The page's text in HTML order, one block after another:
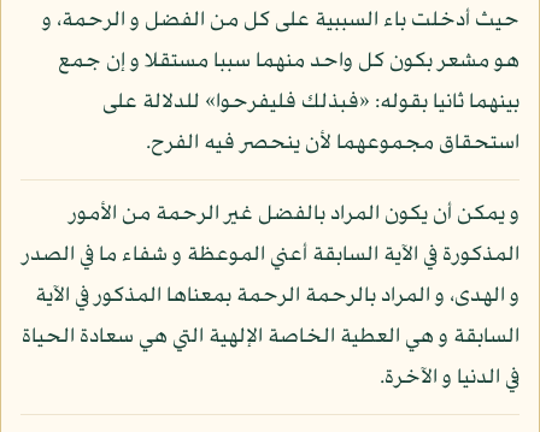
حيث أدخلت باء السببية على كل من الفضل و الرحمة، و
هو مشعر بكون كل واحد منهما سببا مستقلا و إن جمع
بينهما ثانيا بقوله: «فبذلك فليفرحوا» للدلالة على
استحقاق مجموعهما لأن ينحصر فيه الفرح.
و يمكن أن يكون المراد بالفضل غير الرحمة من الأمور
المذكورة في الآية السابقة أعني الموعظة و شفاء ما في الصدر
و الهدى، و المراد بالرحمة الرحمة بمعناها المذكور في الآية
السابقة و هي العطية الخاصة الإلهية التي هي سعادة الحياة
في الدنيا و الآخرة.